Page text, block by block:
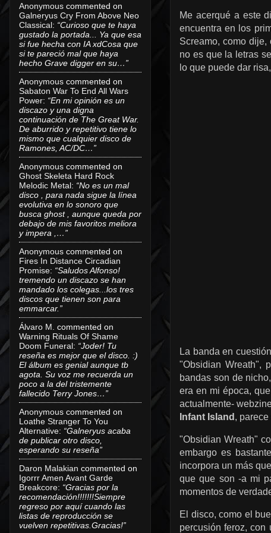
Me acerqué a este
encuentra en los
Screamo, como
no es que la letras
lo que puede dar
La banda en
"Obsidian Wreath",
bandas son de
era en mi época,
actualmente-
Infant Island ,
"Obsidian Wreath"
embargo es
incorpora un más
que que son -a mi
momentos de
El disco, como el
percusión feroz,
Anonymous commented on
Galneryus Cry From Above Neo
Classical: “Curioso que te haya
gustado la portada... Ya que esa
si fue hecha con IA xdCosa que
si te pareció mal que haya
hecho Grave digger en su…”
Anonymous commented on
Sabaton War To End All Wars
Power: “En mi opinión es un
discazo y una digna
continuación de The Great War.
De aburrido y repetitivo tiene lo
mismo que cualquier disco de
Ramones, AC/DC…”
Anonymous commented on
Ghost Skeleta Hard Rock
Melodic Metal: “No es un mal
disco , para nada sigue la línea
evolutiva en lo sonoro que
busca ghost , aunque queda por
debajo de mis favoritos meliora
y impera ,…”
Anonymous commented on
Fires In Distance Circadian
Promise: “Saludos Alfonso!
tremendo un discazo se han
mandado los colegas...los tres
discos que tienen son para
emmarcar.”
Álvaro M. commented on
Warning Rituals Of Shame
Doom Funeral: “Joder! Tu
reseña es mejor que el disco. :)
El álbum es genial aunque tb
agota. Su voz me recuerda un
poco a la del tristemente
fallecido Terry Jones…”
Anonymous commented on
Loathe Stranger To You
Alternative: “Galneryus acaba
de publicar otro disco,
esperando su reseña”
Daron Malakian commented on
Igorrr Amen Avant Garde
Breakcore: “Gracias por la
recomendación!!!!!!!Siempre
regreso por aquí cuando las
listas de reproducción se
vuelven repetitivas.Gracias!”